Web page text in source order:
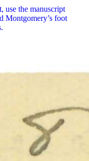
use the manuscript
Montgomery’s foot